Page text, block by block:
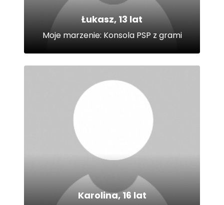
Łukasz, 13 lat
Moje marzenie: Konsola PSP z grami
Karolina, 16 lat